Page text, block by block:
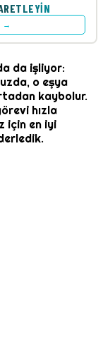
→
da işliyor:
o eşya
kaybolur.
hızla
için en iyi